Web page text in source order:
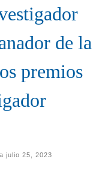
de la
premios
julio 25, 2023